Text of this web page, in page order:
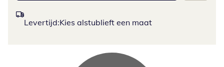
Levertijd:Kies alstublieft een maat